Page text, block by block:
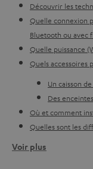
Découvrir les
Quelle connexion
Bluetooth ou avec
Quelle puissance
Quels accessoires
Un caisson
Des
Où et comment
Quelles sont les
Barre de son :
Voir plus